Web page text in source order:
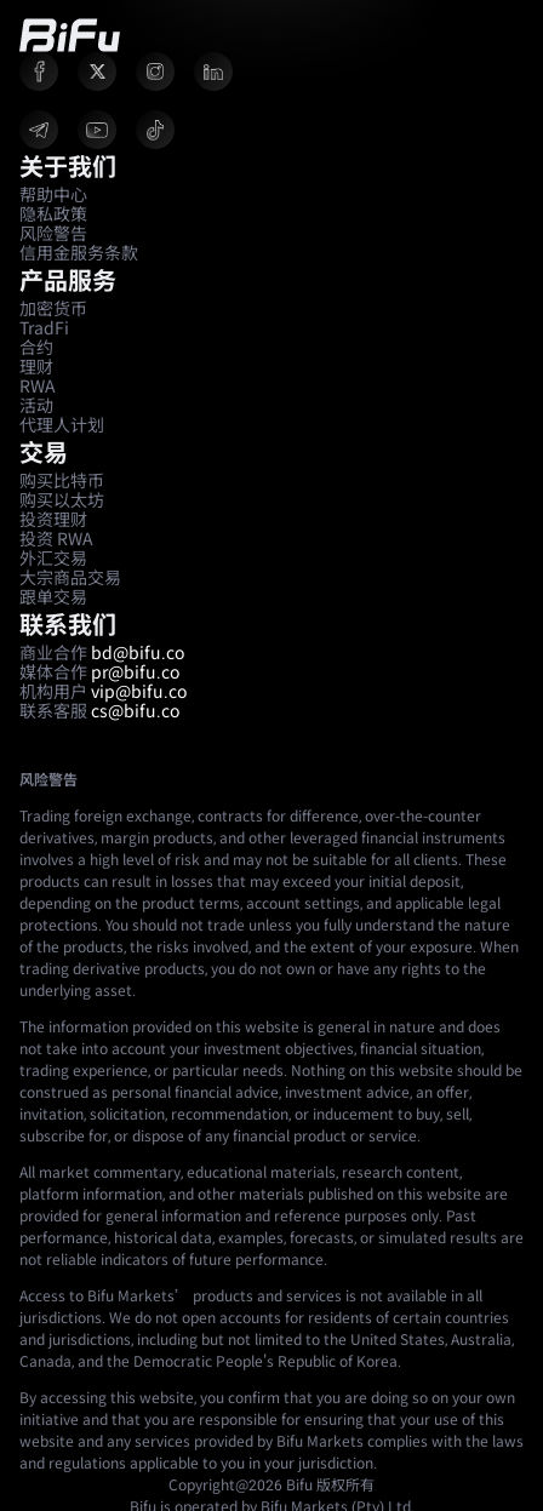
关于我们
帮助中心
隐私政策
风险警告
信用金服务条款
产品服务
加密货币
TradFi
合约
理财
RWA
活动
代理人计划
交易
购买比特币
购买以太坊
投资理财
投资 RWA
外汇交易
大宗商品交易
跟单交易
联系我们
商业合作 bd@bifu.co
媒体合作 pr@bifu.co
机构用户 vip@bifu.co
联系客服 cs@bifu.co
风险警告
Trading foreign exchange, contracts for difference, over-the-counter
derivatives, margin products, and other leveraged financial instruments
involves a high level of risk and may not be suitable for all clients. These
products can result in losses that may exceed your initial deposit,
depending on the product terms, account settings, and applicable legal
protections. You should not trade unless you fully understand the nature
of the products, the risks involved, and the extent of your exposure. When
trading derivative products, you do not own or have any rights to the
underlying asset.
The information provided on this website is general in nature and does
not take into account your investment objectives, financial situation,
trading experience, or particular needs. Nothing on this website should be
construed as personal financial advice, investment advice, an offer,
invitation, solicitation, recommendation, or inducement to buy, sell,
subscribe for, or dispose of any financial product or service.
All market commentary, educational materials, research content,
platform information, and other materials published on this website are
provided for general information and reference purposes only. Past
performance, historical data, examples, forecasts, or simulated results are
not reliable indicators of future performance.
Access to Bifu Markets’ products and services is not available in all
jurisdictions. We do not open accounts for residents of certain countries
and jurisdictions, including but not limited to the United States, Australia,
Canada, and the Democratic People's Republic of Korea.
By accessing this website, you confirm that you are doing so on your own
initiative and that you are responsible for ensuring that your use of this
website and any services provided by Bifu Markets complies with the laws
and regulations applicable to you in your jurisdiction.
Copyright@2026 Bifu 版权所有